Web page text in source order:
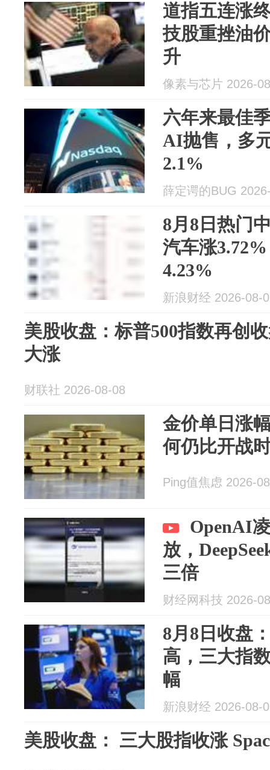
道指五连涨
技股重挫油
升
像素与芯片 2026-
六年来最佳
AI抛售，多
2.1%
薛定谔的BUG
8月8日热门
汽车涨
4.23%
新浪财经 2026-08-
美股收盘：标普500指数再创
大涨
财联社 2026-08-08
金价单日涨
何仍比开战
Ping值焦虑 2026-
OpenAI
放，
三倍
财经网科技 2026-
8月8日收盘
高，三大指
幅
新浪财经 2026-08-
美股收盘： 三大股指收涨